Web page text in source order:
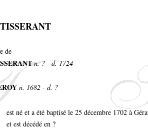
de
n. ? - d. 1724
n. 1682 - d. ?
est né et a été baptisé le 25 décembre 1702 à
et est décédé en ?